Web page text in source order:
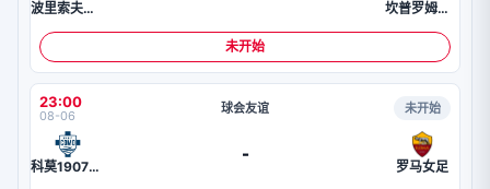
波里索夫巴特B队 坎普罗姆戈梅尔
未开始
23:00
08-06 球会友谊 未开始
科莫1907女足
-
罗马女足